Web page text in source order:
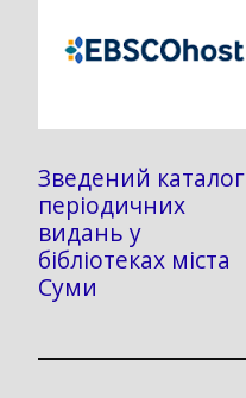
Зведений каталог
періодичних
видань у
бібліотеках міста
Суми